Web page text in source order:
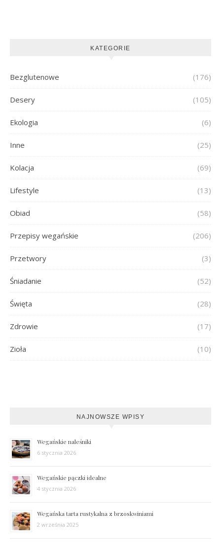
KATEGORIE
Bezglutenowe (176)
Desery (105)
Ekologia (6)
Inne (25)
Kolacja (69)
Lifestyle (13)
Obiad (58)
Przepisy wegańskie (206)
Przetwory (3)
Śniadanie (52)
Święta (28)
Zdrowie (17)
Zioła (10)
NAJNOWSZE WPISY
Wegańskie naleśniki
6 stycznia 2026
Wegańskie pączki idealne
4 stycznia 2026
Wegańska tarta rustykalna z brzoskwiniami
2 września 2025